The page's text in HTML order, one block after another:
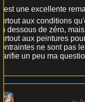
C'est une excellente
surtout aux conditions
en dessous de zéro,
surtout aux peintures
contraintes ne sont pas
clarifie un peu ma